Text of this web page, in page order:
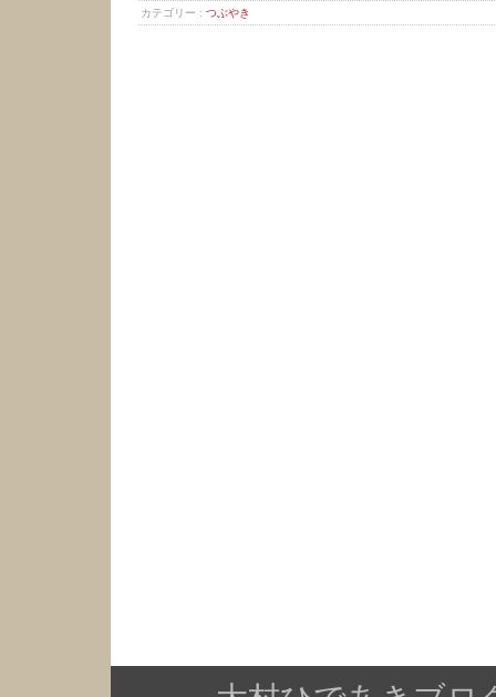
カテゴリー : つぶやき